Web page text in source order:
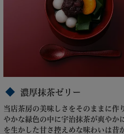
濃厚抹茶ゼリー
当店茶房の美味しさをそのままに作
やかな緑色の中に宇治抹茶が爽やか
を生かした甘さ控えめな味わいは昔